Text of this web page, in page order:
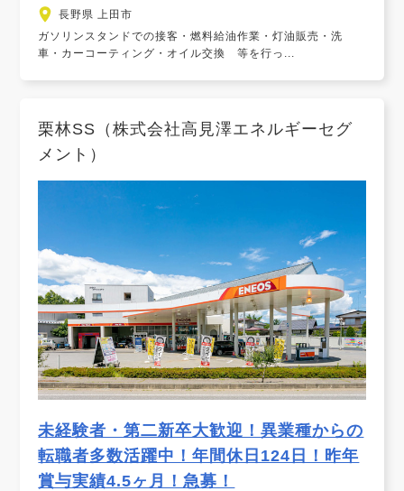
長野県 上田市
ガソリンスタンドでの接客・燃料給油作業・灯油販売・洗
車・カーコーティング・オイル交換 等を行っ...
栗林SS（株式会社高見澤エネルギーセグ
メント）
未経験者・第二新卒大歓迎！異業種からの
転職者多数活躍中！年間休日124日！昨年
賞与実績4.5ヶ月！急募！